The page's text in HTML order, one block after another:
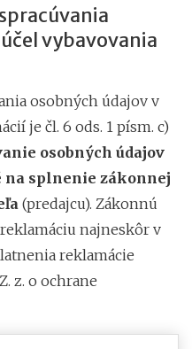
vybavovania
osobných údajov v
je čl. 6 ods. 1 písm. c)
osobných údajov
splnenie zákonnej
(predajcu). Zákonnú
najneskôr v
reklamácie
z. o ochrane